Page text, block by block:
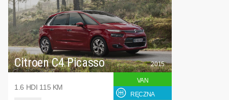
Citroen C4 Picasso
1.6 HDI 115 KM
2015
VAN
RĘCZNA